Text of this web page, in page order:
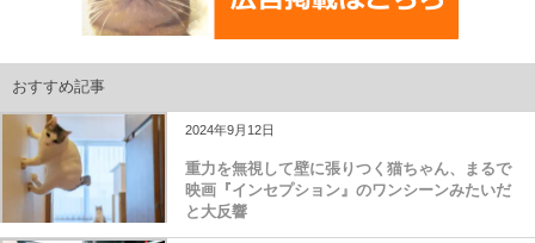
おすすめ記事
2024年9月12日
重力を無視して壁に張りつく猫ちゃん、まるで
映画『インセプション』のワンシーンみたいだ
と大反響